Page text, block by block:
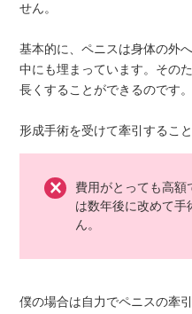
せん。
基本的に、ペニスは身体の外
中にも埋まっています。その
長くすることができるのです。
形成手術を受けて牽引するこ
費用がとっても高額
は数年後に改めて手
ん。
僕の場合は自力でペニスの牽